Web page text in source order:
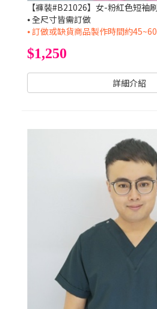
【褲裝#B21026】女-粉紅色短袖
⦁ 全尺寸皆需訂做
⦁ 訂做或缺貨商品製作時間約45~60個工作天
$1,250
詳細介紹